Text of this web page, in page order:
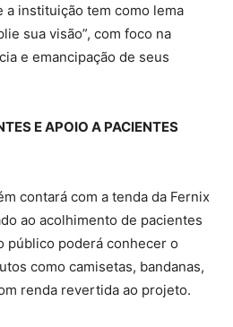
a instituição tem como lema
sua visão”, com foco na
e emancipação de seus
E APOIO A PACIENTES
contará com a tenda da Fernix
ao acolhimento de pacientes
público poderá conhecer o
como camisetas, bandanas,
renda revertida ao projeto.